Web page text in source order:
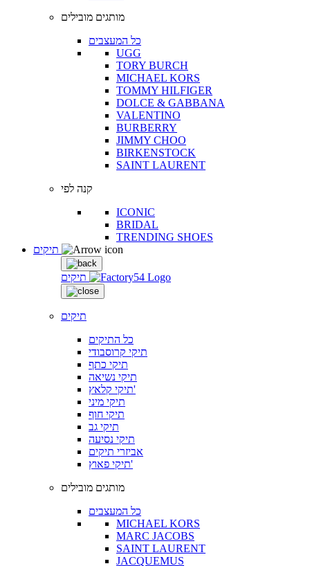
מותגים מובילים
כל המעצבים
UGG
TORY BURCH
MICHAEL KORS
TOMMY HILFIGER
DOLCE & GABBANA
VALENTINO
BURBERRY
JIMMY CHOO
BIRKENSTOCK
SAINT LAURENT
קנה לפי
ICONIC
BRIDAL
TRENDING SHOES
תיקים
תיקים
כל התיקים
תיקי קרוסבודי
תיקי כתף
תיקי נשיאה
תיקי קלאץ'
תיקי מיני
תיקי חוף
תיקי גב
תיקי נסיעה
אביזרי תיקים
תיקי פאוץ'
מותגים מובילים
כל המעצבים
MICHAEL KORS
MARC JACOBS
SAINT LAURENT
JACQUEMUS